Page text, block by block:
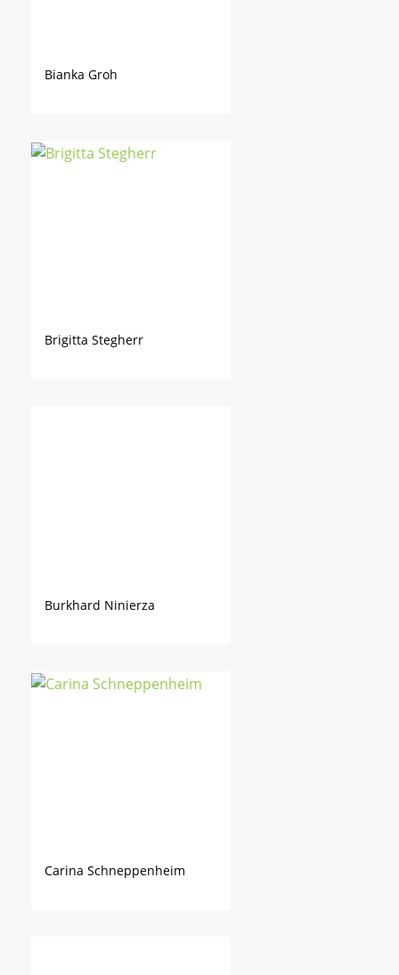
Bianka Groh
Brigitta Stegherr
Burkhard Ninierza
Carina Schneppenheim